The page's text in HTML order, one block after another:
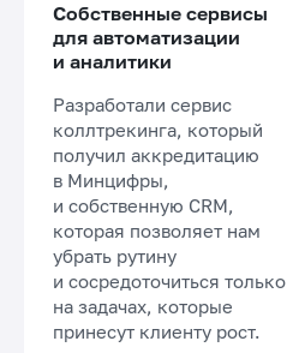
Собственные сервисы
для автоматизации
и аналитики
Разработали сервис
коллтрекинга, который
получил аккредитацию
в Минцифры,
и собственную CRM,
которая позволяет нам
убрать рутину
и сосредоточиться только
на задачах, которые
принесут клиенту рост.